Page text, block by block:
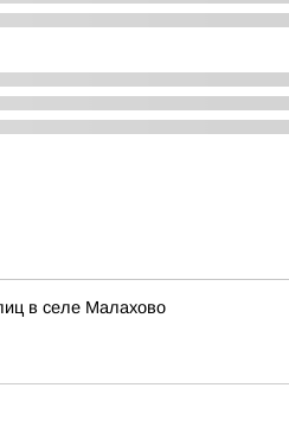
в селе Малахово